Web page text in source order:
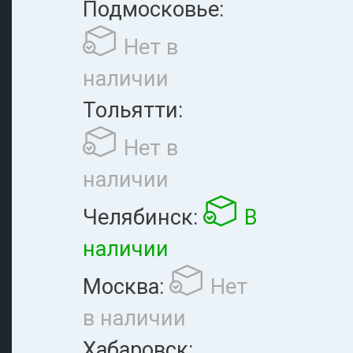
Подмосковье:
Нет в
наличии
Тольятти:
Нет в
наличии
Челябинск:
В
наличии
Москва:
Нет
в наличии